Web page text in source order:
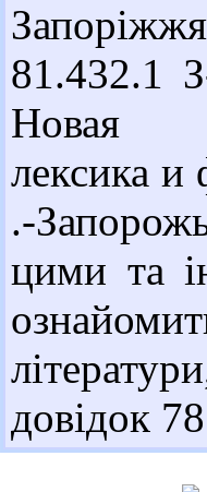
81.432.1
Новая
лексика и
.-
цими та
довідок